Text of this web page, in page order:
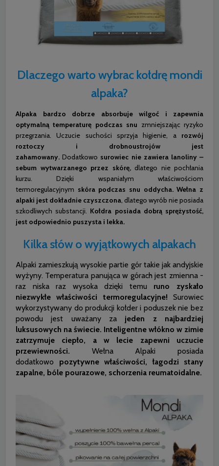
Dlaczego warto wybrac kołdrę mondi
alpaka?
Alpaka
bardzo dobrze absorbuje wilgoć i zapewnia
optymalną temperaturę podczas snu zmniejszając ryzyko
przegrzania. Uczucie suchości sprzyja higienie, a rozwój
roztoczy i drobnoustrojów jest
zahamowany. Dodatkowo surowiec nie zawiera lanoliny –
sebum wytwarzanego przez skórę,dlatego nie pochłania
kurzu. Dzięki wspaniałym właściwościom
termoregulacyjnym skóra podczas snu oddycha. Wełna z
alpaki jest dokładnie czyszczona, dlatego wyrób nie posiada
szkodliwych substancji. Kołdra posiada dobrą sprężystość,
jest odpowiednio puszysta i lekka.
Kilka słów o wyjątkowych alpakach
Alpaki zamieszkują wysokie partie gór takie jak andyjskie
wyżyny. Temperatura panująca w górach jest zmienna -
raz niska raz wysoka dzięki temu runo zyskało
niezwykłe właściwości termoregulacyjne! Surowiec
wykorzystywany do produkcji kołder i poduszek nie bez
powodu jest uważany za jeden z najbardziej
luksusowych na świecie. Inteligentne włókno w zimie
zatrzymuje ciepło, a w lecie zapewni uczucie
przewiewności. Wełna Alpaki posiada
dodatkowo pozytywne właściwości, łagodzi stany
zapalne, bóle pourazowe, schorzenia reumatoidalne.